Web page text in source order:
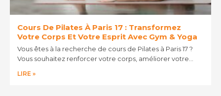
Cours De Pilates À Paris 17 : Transformez
Votre Corps Et Votre Esprit Avec Gym & Yoga
Vous êtes à la recherche de cours de Pilates à Paris 17 ?
Vous souhaitez renforcer votre corps, améliorer votre…
LIRE »